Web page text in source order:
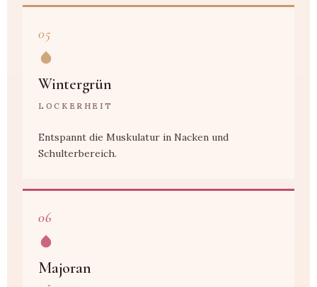
05
Wintergrün
LOCKERHEIT
Entspannt die Muskulatur in Nacken und
Schulterbereich.
06
Majoran